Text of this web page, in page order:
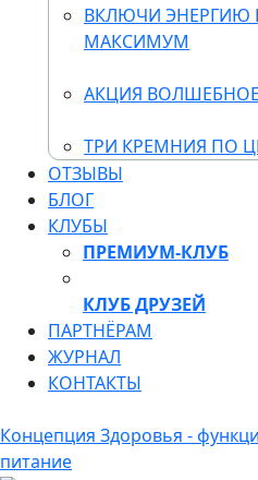
ВКЛЮЧИ ЭНЕРГИЮ
МАКСИМУМ
АКЦИЯ
ТРИ КРЕМНИЯ ПО
ОТЗЫВЫ
БЛОГ
КЛУБЫ
ПРЕМИУМ-КЛУБ
КЛУБ ДРУЗЕЙ
ПАРТНЁРАМ
ЖУРНАЛ
КОНТАКТЫ
Концепция Здоровья -
питание